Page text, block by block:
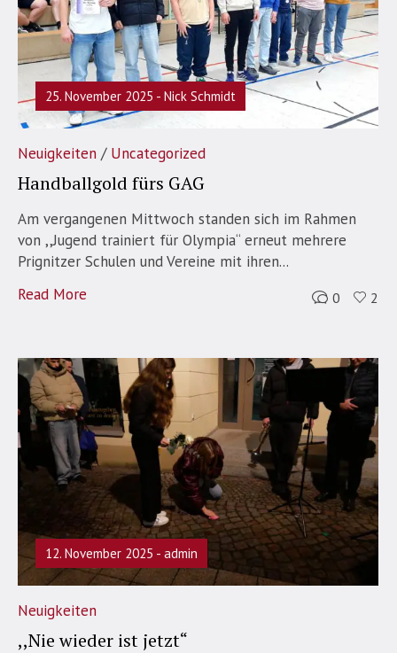
25. November 2025 Nick Schmidt
Neuigkeiten/ Uncategorized
Handballgold fürs GAG
Am vergangenen Mittwoch standen sich im Rahmen
von ,,Jugend trainiert für Olympia“ erneut mehrere
Prignitzer Schulen und Vereine mit ihren...
Read More
0 2
12. November 2025 admin
Neuigkeiten
,,Nie wieder ist jetzt“